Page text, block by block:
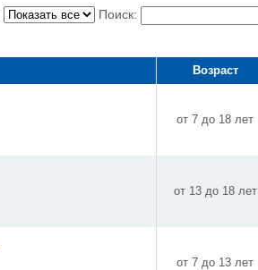
Поиск:
Возраст
от 7 до 18 лет
от 13 до 18 лет
от 7 до 13 лет